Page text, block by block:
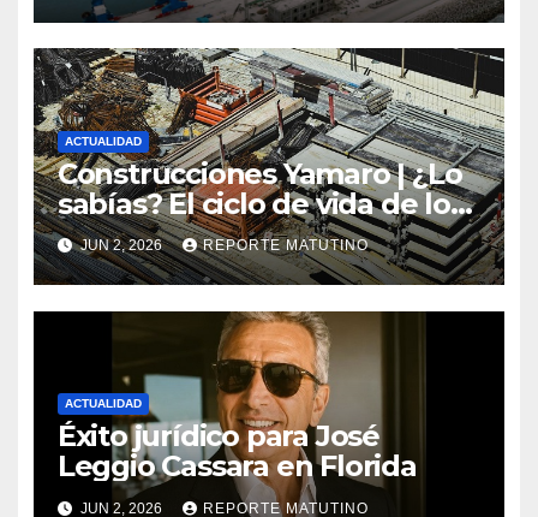
ACTUALIDAD
Construcciones Yamaro | ¿Lo
sabías? El ciclo de vida de los
materiales de construcción
revoluciona eficiencia en
proyectos modernos
JUN 2, 2026 REPORTE MATUTINO
ACTUALIDAD
Éxito jurídico para José
Leggio Cassara en Florida
JUN 2, 2026 REPORTE MATUTINO